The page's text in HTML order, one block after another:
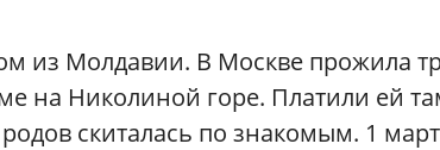
из Молдавии. В Москве прожила
на Николиной горе. Платили ей
скиталась по знакомым. 1